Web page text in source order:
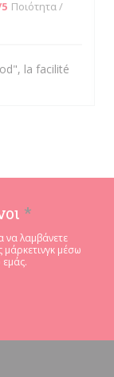
Ποιότητα /
la facilité
*
να λαμβάνετε
μάρκετινγκ μέσω